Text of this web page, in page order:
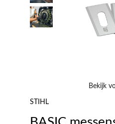
Bekijk
STIHL